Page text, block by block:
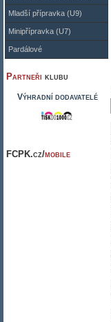
Mladší přípravka (U9)
Minipřípravka (U7)
Pardálové
Partneři klubu
Výhradní dodavatelé
FCPK.cz/mobile